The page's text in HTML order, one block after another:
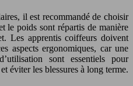
il est recommandé de choisir
le poids sont répartis de manière
Les apprentis coiffeurs doivent
aspects ergonomiques, car une
sont essentiels pour
éviter les blessures à long terme.